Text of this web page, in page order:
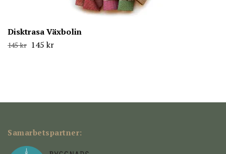
Disktrasa Växbolin
145 kr 145 kr
Samarbetspartner: